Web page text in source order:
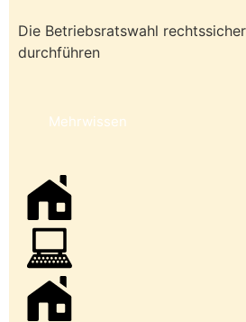
Die Betriebsratswahl
durchführen
Mehrwissen